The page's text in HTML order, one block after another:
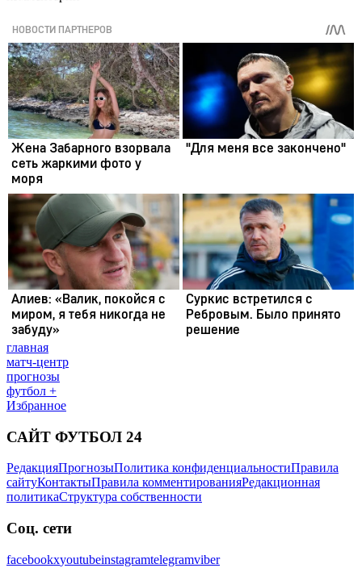
главная
матч-центр
прогнозы
футбол +
Избранное
САЙТ ФУТБОЛ 24
РедакцияПрогнозыПолитика конфиденциальностиПравила
сайтуКонтактыПравила комментированияРедакционная
политикаСтруктура собственности
Соц. сети
facebookxyoutubeinstagramtelegramviber